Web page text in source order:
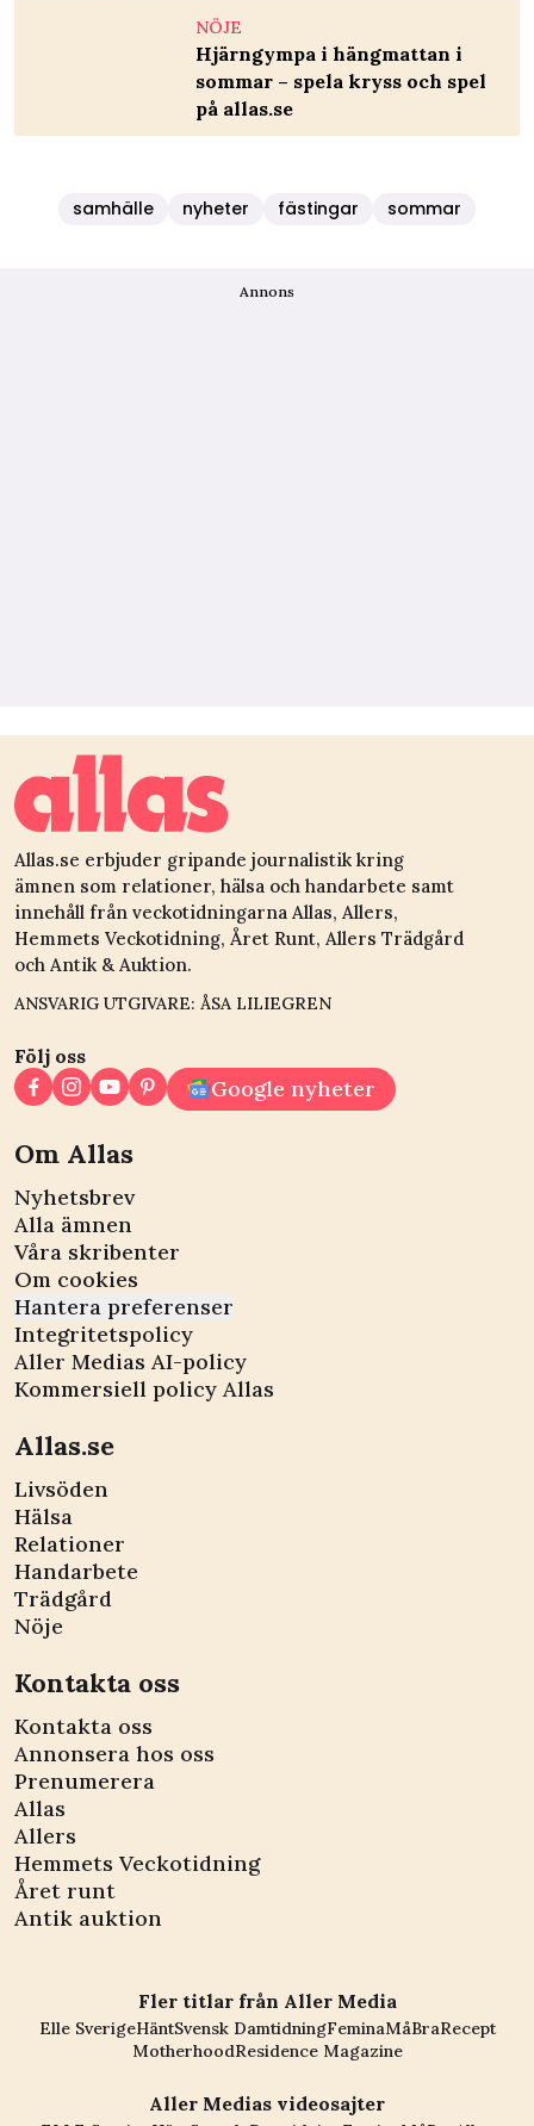
NÖJE
Hjärngympa i hängmattan i
sommar – spela kryss och spel
på allas.se
samhälle nyheter fästingar sommar
Annons
Allas.se erbjuder gripande journalistik kring
ämnen som relationer, hälsa och handarbete samt
innehåll från veckotidningarna Allas, Allers,
Hemmets Veckotidning, Året Runt, Allers Trädgård
och Antik & Auktion.
ANSVARIG UTGIVARE: ÅSA LILIEGREN
Följ oss
Google nyheter
Om Allas
Nyhetsbrev
Alla ämnen
Våra skribenter
Om cookies
Hantera preferenser
Integritetspolicy
Aller Medias AI-policy
Kommersiell policy Allas
Allas.se
Livsöden
Hälsa
Relationer
Handarbete
Trädgård
Nöje
Kontakta oss
Kontakta oss
Annonsera hos oss
Prenumerera
Allas
Allers
Hemmets Veckotidning
Året runt
Antik auktion
Fler titlar från Aller Media
Elle SverigeHäntSvensk DamtidningFeminaMåBraRecept
MotherhoodResidence Magazine
Aller Medias videosajter